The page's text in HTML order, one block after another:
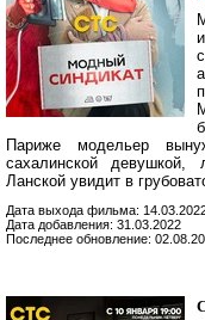
Париже модельер
сахалинской
Ланской увидит в
Дата выхода фильма:
Дата добавления: 31.03.2022
Последнее обновление: